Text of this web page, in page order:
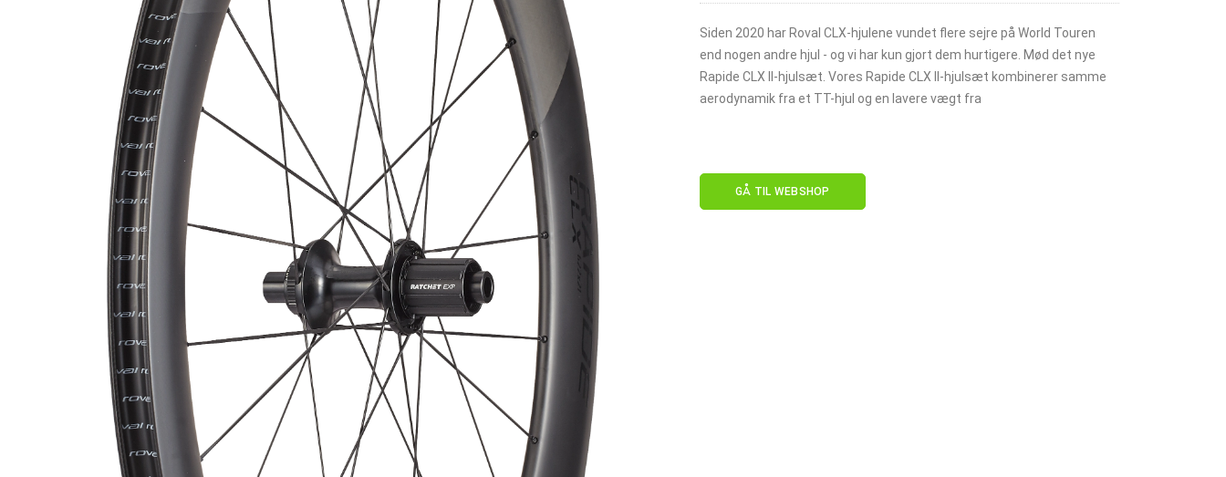
Siden 2020 har Roval CLX-hjulene vundet flere sejre på World Touren
end nogen andre hjul - og vi har kun gjort dem hurtigere. Mød det nye
Rapide CLX II-hjulsæt. Vores Rapide CLX II-hjulsæt kombinerer samme
aerodynamik fra et TT-hjul og en lavere vægt fra
GÅ TIL WEBSHOP